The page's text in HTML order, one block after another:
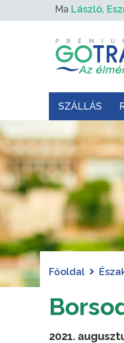
Ma László,
SZÁLLÁS
Főoldal
2021.